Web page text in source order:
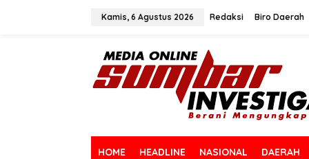
Kamis, 6 Agustus 2026 Redaksi Biro Daerah
HOME HEADLINE NASIONAL DAERAH